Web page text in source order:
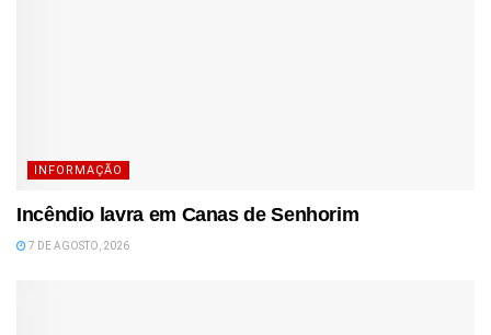
INFORMAÇÃO
Incêndio lavra em Canas de Senhorim
7 DE AGOSTO, 2026